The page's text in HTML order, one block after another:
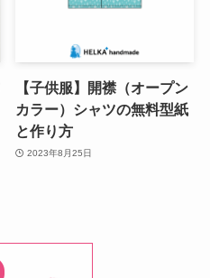
【子供服】開襟（オープン
カラー）シャツの無料型紙
と作り方
2023年8月25日